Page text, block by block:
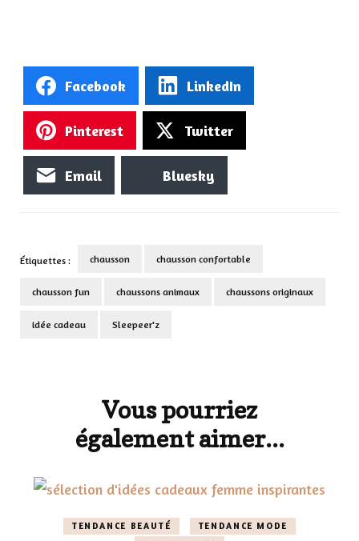
Facebook LinkedIn
Pinterest Twitter
Email Bluesky
Étiquettes : chausson chausson confortable
chausson fun chaussons animaux chaussons originaux
idée cadeau Sleepeer'z
Vous pourriez
également aimer...
TENDANCE BEAUTÉ
TENDANCE MODE